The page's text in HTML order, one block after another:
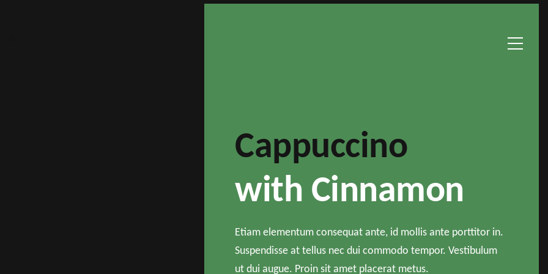
Cappuccino
with Cinnamon
Etiam elementum consequat ante, id mollis ante porttitor in.
Suspendisse at tellus nec dui commodo tempor. Vestibulum
ut dui augue. Proin sit amet placerat metus.